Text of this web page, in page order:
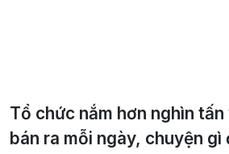
Tổ chức nắm hơn nghìn
bán ra mỗi ngày, chuyện gì